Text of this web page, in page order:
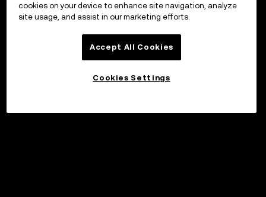
cookies on your device to enhance site navigation, analyze
site usage, and assist in our marketing efforts.
Accept All Cookies
Cookies Settings